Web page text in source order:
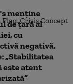
menține
de țară al
cu
negativă.
„Stabilitatea
este atent